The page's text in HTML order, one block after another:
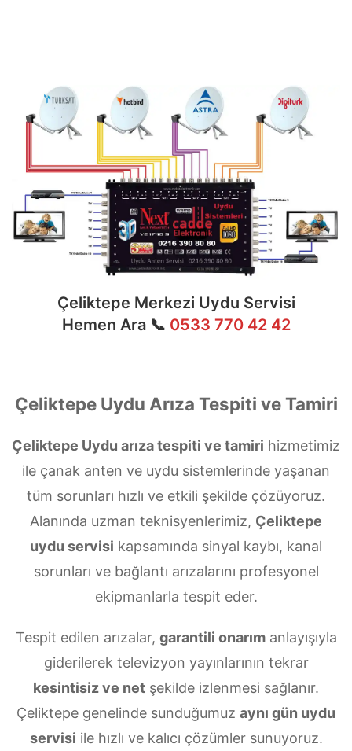
Çeliktepe Merkezi Uydu Servisi
Hemen Ara 📞 0533 770 42 42
Çeliktepe Uydu Arıza Tespiti ve Tamiri
Çeliktepe Uydu arıza tespiti ve tamiri hizmetimiz
ile çanak anten ve uydu sistemlerinde yaşanan
tüm sorunları hızlı ve etkili şekilde çözüyoruz.
Alanında uzman teknisyenlerimiz, Çeliktepe
uydu servisi kapsamında sinyal kaybı, kanal
sorunları ve bağlantı arızalarını profesyonel
ekipmanlarla tespit eder.
Tespit edilen arızalar, garantili onarımanlayışıyla
giderilerek televizyon yayınlarının tekrar
kesintisiz ve net şekilde izlenmesi sağlanır.
Çeliktepe genelinde sunduğumuz aynı gün uydu
servisi ile hızlı ve kalıcı çözümler sunuyoruz.